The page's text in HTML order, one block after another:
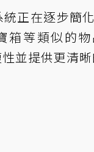
正在逐步簡
箱等類似的
並提供更清晰